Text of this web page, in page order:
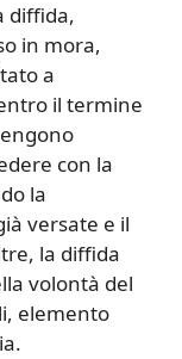
diffida,
in mora,
a
il termine
con la
la
versate e il
la diffida
volontà del
elemento